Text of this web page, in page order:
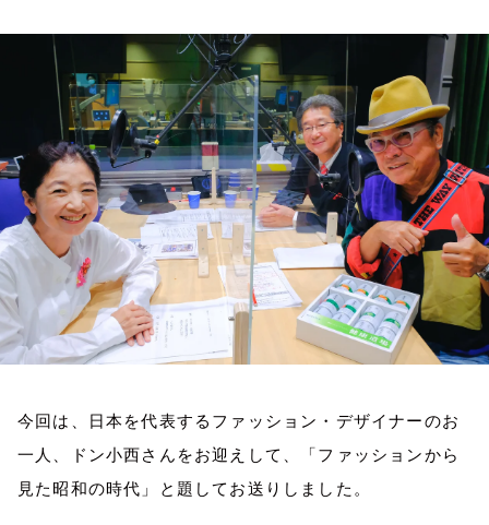
お知らせ
イベント・グッズ
YouTube
会社情報
今回は、日本を代表するファッション・デザイナーのお
一人、ドン小西さんをお迎えして、「ファッションから
見た昭和の時代」と題してお送りしました。